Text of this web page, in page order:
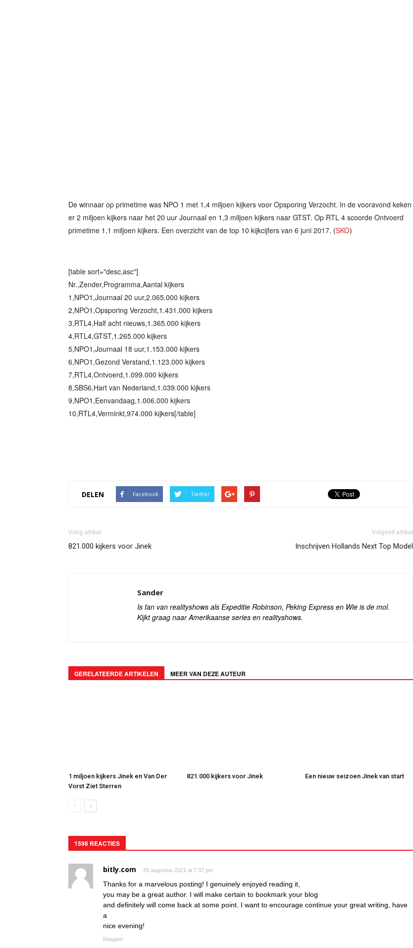
De winnaar op primetime was NPO 1 met 1,4 miljoen kijkers voor Opsporing Verzocht. In de vooravond keken
er 2 miljoen kijkers naar het 20 uur Journaal en 1,3 miljoen kijkers naar GTST. Op RTL 4 scoorde Ontvoerd
primetime 1,1 miljoen kijkers. Een overzicht van de top 10 kijkcijfers van 6 juni 2017. (SKO)
[table sort="desc,asc"]
Nr.,Zender,Programma,Aantal kijkers
1,NPO1,Journaal 20 uur,2.065.000 kijkers
2,NPO1,Opsporing Verzocht,1.431.000 kijkers
3,RTL4,Half acht nieuws,1.365.000 kijkers
4,RTL4,GTST,1.265.000 kijkers
5,NPO1,Journaal 18 uur,1.153.000 kijkers
6,NPO1,Gezond Verstand,1.123.000 kijkers
7,RTL4,Ontvoerd,1.099.000 kijkers
8,SBS6,Hart van Nederland,1.039.000 kijkers
9,NPO1,Eenvandaag,1.006.000 kijkers
10,RTL4,Verminkt,974.000 kijkers[/table]
DELEN Facebook Twitter
Vorig artikel
821.000 kijkers voor Jinek
Volgend artikel
Inschrijven Hollands Next Top Model
Sander
Is fan van realityshows als Expeditie Robinson, Peking Express en Wie is de mol.
Kijkt graag naar Amerikaanse series en realityshows.
GERELATEERDE ARTIKELEN MEER VAN DEZE AUTEUR
1 miljoen kijkers Jinek en Van Der
Vorst Ziet Sterren
821.000 kijkers voor Jinek Een nieuw seizoen Jinek van start
1598 REACTIES
bitly.com 29 augustus 2021 at 7:37 pm
Thanks for a marvelous posting! I genuinely enjoyed reading it,
you may be a great author. I will make certain to bookmark your blog
and definitely will come back at some point. I want to encourage continue your great writing, have
a
nice evening!
Reageer